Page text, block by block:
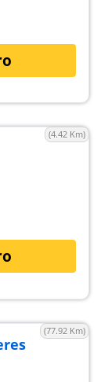
(4.42 Km)
(77.92 Km)